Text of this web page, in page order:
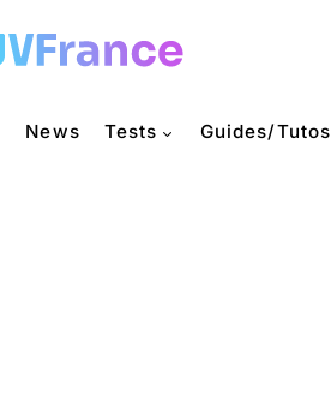
News Tests Guides/Tutos